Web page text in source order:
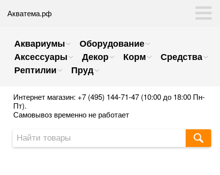
Акватема.рф
Аквариумы
Оборудование
Аксессуары
Декор Корм
Средства
Рептилии
Пруд
Интернет магазин: +7 (495) 144-71-47 (10:00 до 18:00 Пн-
Пт).
Самовывоз временно не работает